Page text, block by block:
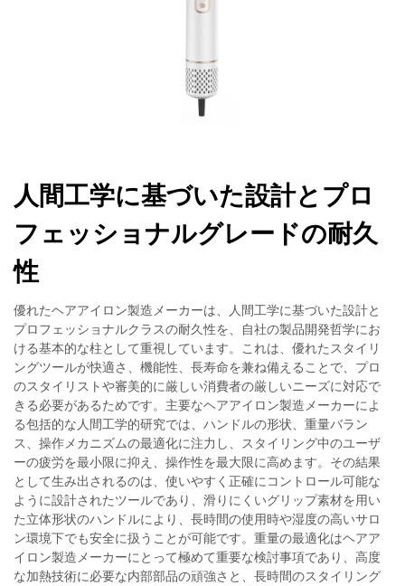
人間工学に基づいた設計とプロ
フェッショナルグレードの耐久
性
優れたヘアアイロン製造メーカーは、人間工学に基づいた設計と
プロフェッショナルクラスの耐久性を、自社の製品開発哲学にお
ける基本的な柱として重視しています。これは、優れたスタイリ
ングツールが快適さ、機能性、長寿命を兼ね備えることで、プロ
のスタイリストや審美的に厳しい消費者の厳しいニーズに対応で
きる必要があるためです。主要なヘアアイロン製造メーカーによ
る包括的な人間工学的研究では、ハンドルの形状、重量バラン
ス、操作メカニズムの最適化に注力し、スタイリング中のユーザ
ーの疲労を最小限に抑え、操作性を最大限に高めます。その結果
として生み出されるのは、使いやすく正確にコントロール可能な
ように設計されたツールであり、滑りにくいグリップ素材を用い
た立体形状のハンドルにより、長時間の使用時や湿度の高いサロ
ン環境下でも安全に扱うことが可能です。重量の最適化はヘアア
イロン製造メーカーにとって極めて重要な検討事項であり、高度
な加熱技術に必要な内部部品の頑強さと、長時間のスタイリング